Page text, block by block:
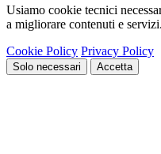
Usiamo cookie tecnici
a migliorare contenuti e servizi.
Cookie Policy Privacy Policy
Solo necessari Accetta